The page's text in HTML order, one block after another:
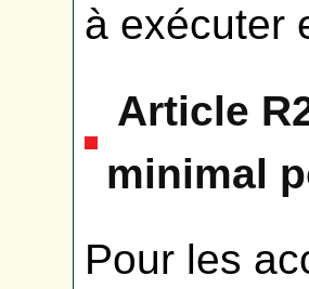
à exécuter
Article
minimal
Pour les